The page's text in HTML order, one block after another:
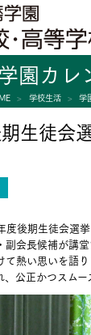
園カレ
学校生活 学
生徒会
後期生徒会選挙
副会長候補が講
て熱い思いを語
公正かつスムー